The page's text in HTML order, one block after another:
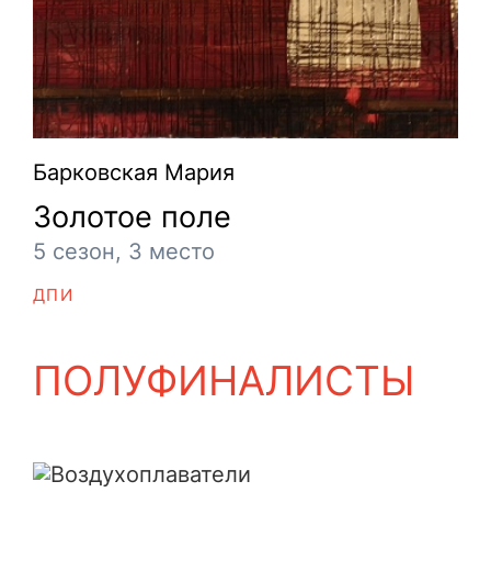
Барковская Мария
Золотое поле
5 сезон, 3 место
ДПИ
ПОЛУФИНАЛИСТЫ
Воздухоплаватели